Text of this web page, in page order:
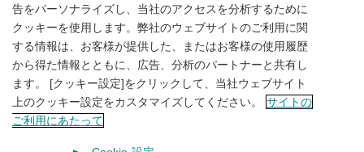
ソーシャルメディアポリシー
個人情報保護方針
サイトマップ
告をパーソナライズし、当社のアクセスを分析するために
クッキーを使用します。弊社のウェブサイトのご利用に関
する情報は、お客様が提供した、またはお客様の使用履歴
から得た情報とともに、広告、分析のパートナーと共有し
ます。 [クッキー設定]をクリックして、当社ウェブサイト
上のクッキー設定をカスタマイズしてください。
サイトの
ご利用にあたって